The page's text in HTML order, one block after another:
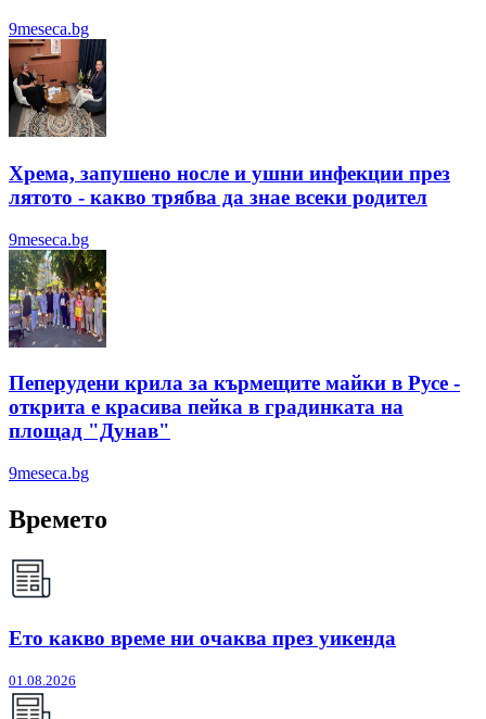
9meseca.bg
Хрема, запушено носле и ушни инфекции през
лятотo - какво трябва да знае всеки родител
9meseca.bg
Пеперудени крила за кърмещите майки в Русе -
открита е красива пейка в градинката на
площад "Дунав"
9meseca.bg
Времето
Ето какво време ни очаква през уикенда
01.08.2026